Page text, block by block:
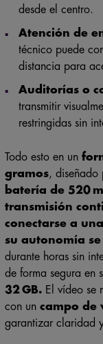
desde el centro.
Atención de
técnico puede
distancia para
Auditorías o
transmitir
restringidas sin
Todo esto en un
gramos, diseñado
batería de 520
transmisión
conectarse a
su autonomía
durante horas sin
de forma segura en
32 GB. El vídeo se
con un campo de
garantizar claridad